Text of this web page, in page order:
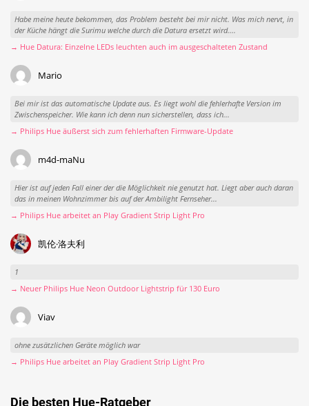
Habe meine heute bekommen, das Problem besteht bei mir nicht. Was mich nervt, in
der Küche hängt die Surimu welche durch die Datura ersetzt wird....
→ Hue Datura: Einzelne LEDs leuchten auch im ausgeschalteten Zustand
Mario
Bei mir ist das automatische Update aus. Es liegt wohl die fehlerhafte Version im
Zwischenspeicher. Wie kann ich denn nun sicherstellen, dass ich...
→ Philips Hue äußerst sich zum fehlerhaften Firmware-Update
m4d-maNu
Hier ist auf jeden Fall einer der die Möglichkeit nie genutzt hat. Liegt aber auch daran
das in meinen Wohnzimmer bis auf der Ambilight Fernseher...
→ Philips Hue arbeitet an Play Gradient Strip Light Pro
凯伦·洛夫利
1
→ Neuer Philips Hue Neon Outdoor Lightstrip für 130 Euro
Viav
ohne zusätzlichen Geräte möglich war
→ Philips Hue arbeitet an Play Gradient Strip Light Pro
Die besten Hue-Ratgeber